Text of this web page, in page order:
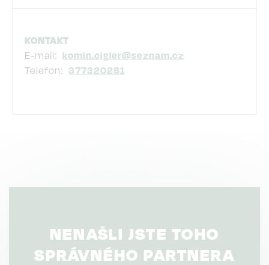
KONTAKT
E-mail
komin.cigler@seznam.cz
Telefon
377320281
NENAŠLI JSTE TOHO
SPRÁVNÉHO PARTNERA